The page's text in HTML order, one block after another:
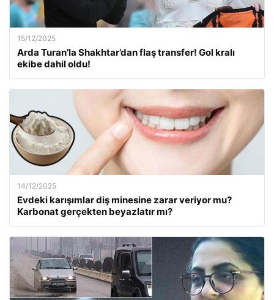
15/12/2025
Arda Turan’la Shakhtar’dan flaş transfer! Gol kralı
ekibe dahil oldu!
14/12/2025
Evdeki karışımlar diş minesine zarar veriyor mu?
Karbonat gerçekten beyazlatır mı?